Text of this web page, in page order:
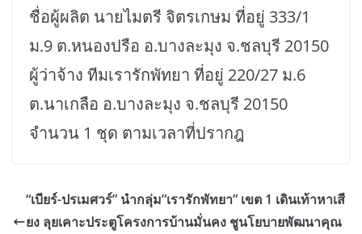
ชื่อผู้ผลิต นายไมตรี จิตรเกษม ที่อยู่ 333/1
ม.9 ต.หนองปรือ อ.บางละมุง จ.ชลบุรี 20150
ผู้ว่าจ้าง ทีมเรารักพัทยา ที่อยู่ 220/27 ม.6
ต.นาเกลือ อ.บางละมุง จ.ชลบุรี 20150
จำนวน 1 ชุด ตามเวลาที่ปรากฎ
“เบียร์-ปรเมศวร์” นำกลุ่ม”เรารักพัทยา” เขต 1 เดินเท้าหาเสี
ยง ลุยเคาะประตูโครงการบ้านมั่นคง ชูนโยบายพัฒนาคุณ